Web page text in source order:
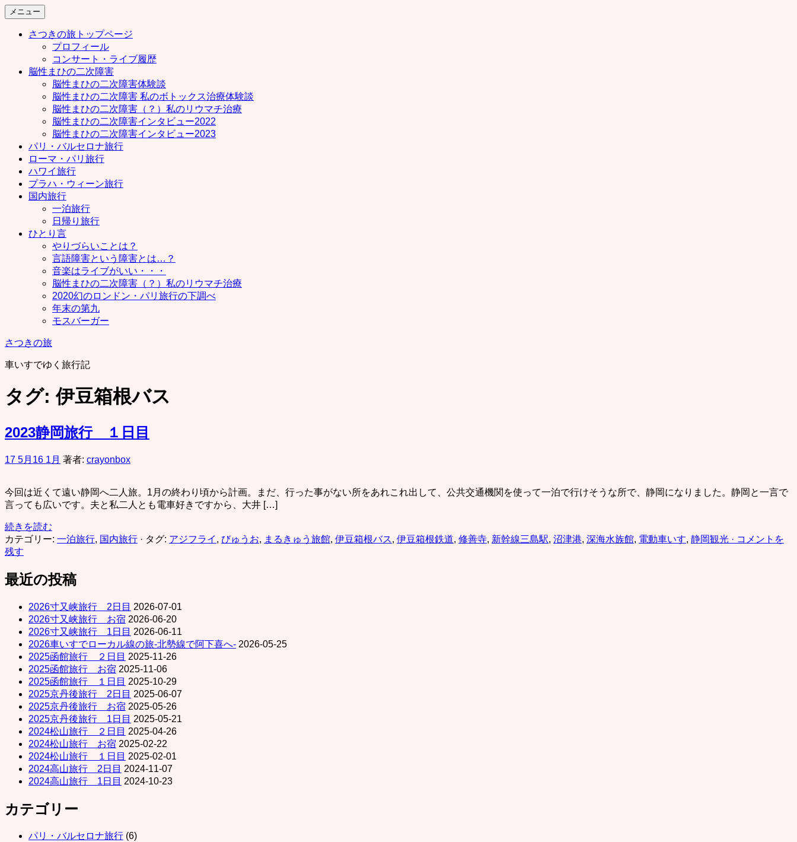
コ
ン
メニュー
さつきの旅トップページ
プロフィール
コンサート・ライブ履歴
脳性まひの二次障害
脳性まひの二次障害体験談
脳性まひの二次障害 私のボトックス治療体験談
脳性まひの二次障害（？）私のリウマチ治療
脳性まひの二次障害インタビュー2022
脳性まひの二次障害インタビュー2023
パリ・バルセロナ旅行
ローマ・パリ旅行
ハワイ旅行
プラハ・ウィーン旅行
国内旅行
一泊旅行
日帰り旅行
ひとり言
やりづらいことは？
言語障害という障害とは…？
音楽はライブがいい・・・
脳性まひの二次障害（？）私のリウマチ治療
2020幻のロンドン・パリ旅行の下調べ
年末の第九
モスバーガー
さつきの旅
車いすでゆく旅行記
タグ:伊豆箱根バス
2023静岡旅行 １日目
17 5月 16 1月 著者: crayonbox
今回は近くて遠い静岡へ二人旅。1月の終わり頃から計画。まだ、行った事がない所をあれこれ出して、公共交通機関を使って一泊で行けそうな所で、静岡になりました。静岡と一言で
言っても広いです。夫と私二人とも電車好きですから、大井 […]
続きを読む
カテゴリー: 一泊旅行, 国内旅行 · タグ: アジフライ , びゅうお, まるきゅう旅館, 伊豆箱根バス, 伊豆箱根鉄道, 修善寺, 新幹線三島駅, 沼津港, 深海水族館, 電動車いす, 静岡観光 · コメントを
残す
最近の投稿
2026寸又峡旅行 2日目 2026-07-01
2026寸又峡旅行 お宿 2026-06-20
2026寸又峡旅行 1日目 2026-06-11
2026車いすでローカル線の旅-北勢線で阿下喜へ- 2026-05-25
2025函館旅行 ２日目 2025-11-26
2025函館旅行 お宿 2025-11-06
2025函館旅行 １日目 2025-10-29
2025京丹後旅行 2日目 2025-06-07
2025京丹後旅行 お宿 2025-05-26
2025京丹後旅行 1日目 2025-05-21
2024松山旅行 ２日目 2025-04-26
2024松山旅行 お宿 2025-02-22
2024松山旅行 １日目 2025-02-01
2024高山旅行 2日目 2024-11-07
2024高山旅行 1日目 2024-10-23
カテゴリー
パリ・バルセロナ旅行 (6)